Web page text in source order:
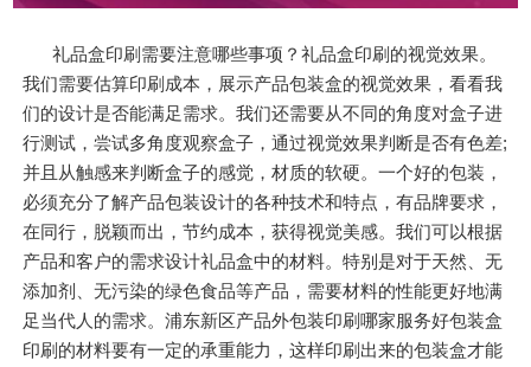
礼品盒印刷需要注意哪些事项？礼品盒印刷的视觉效果。
我们需要估算印刷成本，展示产品包装盒的视觉效果，看看我
们的设计是否能满足需求。我们还需要从不同的角度对盒子进
行测试，尝试多角度观察盒子，通过视觉效果判断是否有色差;
并且从触感来判断盒子的感觉，材质的软硬。一个好的包装，
必须充分了解产品包装设计的各种技术和特点，有品牌要求，
在同行，脱颖而出，节约成本，获得视觉美感。我们可以根据
产品和客户的需求设计礼品盒中的材料。特别是对于天然、无
添加剂、无污染的绿色食品等产品，需要材料的性能更好地满
足当代人的需求。浦东新区产品外包装印刷哪家服务好包装盒
印刷的材料要有一定的承重能力，这样印刷出来的包装盒才能